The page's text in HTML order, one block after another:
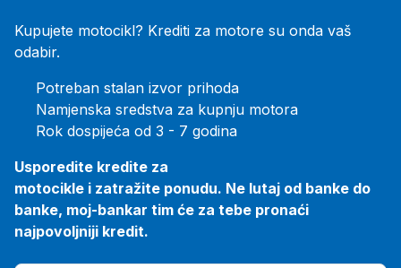
Kupujete motocikl? Krediti za motore su onda vaš
odabir.
Potreban stalan izvor prihoda
Namjenska sredstva za kupnju motora
Rok dospijeća od 3 - 7 godina
Usporedite kredite za
motocikle i zatražite ponudu. Ne lutaj od banke do
banke, moj-bankar tim će za tebe pronaći
najpovoljniji kredit.